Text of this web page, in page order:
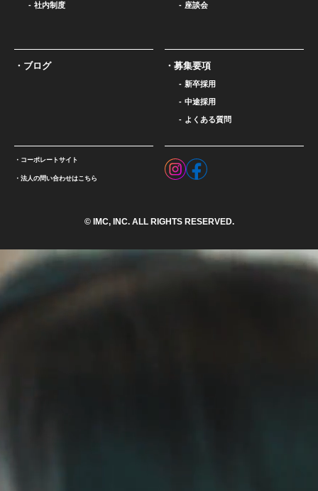
社内制度 座談会
ブログ 募集要項
新卒採用
中途採用
よくある質問
コーポレートサイト
法人の問い合わせはこちら
© IMC, INC. ALL RIGHTS RESERVED.